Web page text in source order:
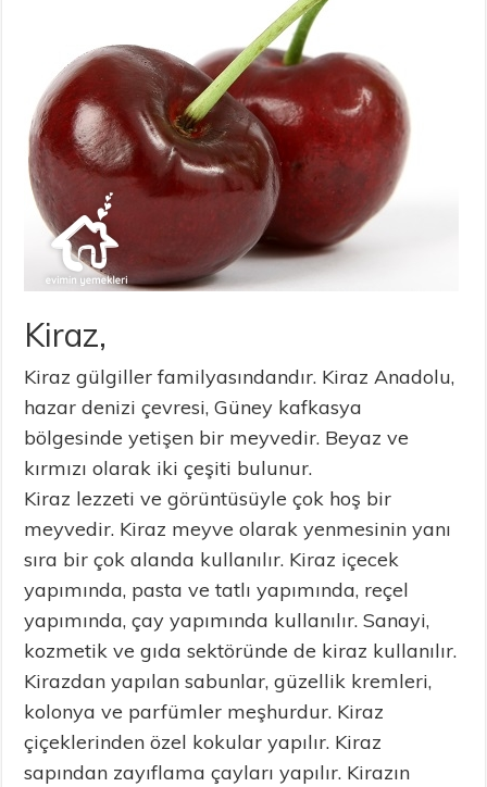
Kiraz,
Kiraz gülgiller familyasındandır. Kiraz Anadolu,
hazar denizi çevresi, Güney kafkasya
bölgesinde yetişen bir meyvedir. Beyaz ve
kırmızı olarak iki çeşiti bulunur.
Kiraz lezzeti ve görüntüsüyle çok hoş bir
meyvedir. Kiraz meyve olarak yenmesinin yanı
sıra bir çok alanda kullanılır. Kiraz içecek
yapımında, pasta ve tatlı yapımında, reçel
yapımında, çay yapımında kullanılır. Sanayi,
kozmetik ve gıda sektöründe de kiraz kullanılır.
Kirazdan yapılan sabunlar, güzellik kremleri,
kolonya ve parfümler meşhurdur. Kiraz
çiçeklerinden özel kokular yapılır. Kiraz
sapından zayıflama çayları yapılır. Kirazın